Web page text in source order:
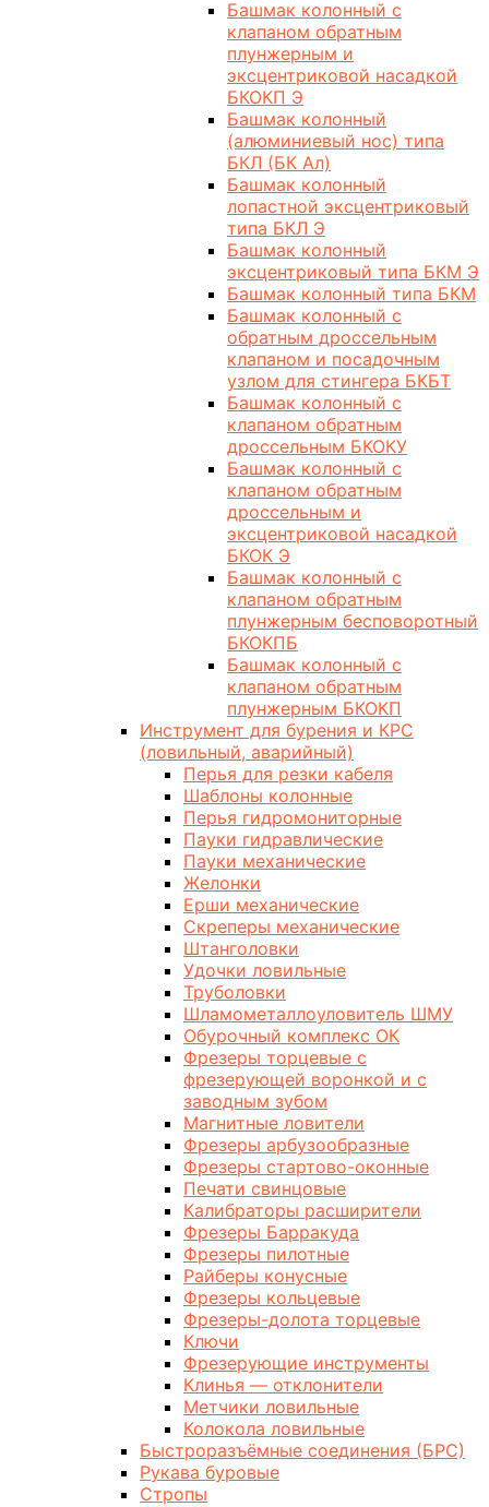
Башмак колонный с
клапаном обратным
плунжерным и
эксцентриковой насадкой
БКОКП Э
Башмак колонный
(алюминиевый нос) типа
БКЛ (БК Ал)
Башмак колонный
лопастной эксцентриковый
типа БКЛ Э
Башмак колонный
эксцентриковый типа БКМ Э
Башмак колонный типа БКМ
Башмак колонный с
обратным дроссельным
клапаном и посадочным
узлом для стингера БКБТ
Башмак колонный с
клапаном обратным
дроссельным БКОКУ
Башмак колонный с
клапаном обратным
дроссельным и
эксцентриковой насадкой
БКОК Э
Башмак колонный с
клапаном обратным
плунжерным бесповоротный
БКОКПБ
Башмак колонный с
клапаном обратным
плунжерным БКОКП
Инструмент для бурения и КРС
(ловильный, аварийный)
Перья для резки кабеля
Шаблоны колонные
Перья гидромониторные
Пауки гидравлические
Пауки механические
Желонки
Ерши механические
Скреперы механические
Штанголовки
Удочки ловильные
Труболовки
Шламометаллоуловитель ШМУ
Обурочный комплекс ОК
Фрезеры торцевые с
фрезерующей воронкой и с
заводным зубом
Магнитные ловители
Фрезеры арбузообразные
Фрезеры стартово-оконные
Печати свинцовые
Калибраторы расширители
Фрезеры Барракуда
Фрезеры пилотные
Райберы конусные
Фрезеры кольцевые
Фрезеры-долота торцевые
Ключи
Фрезерующие инструменты
Клинья — отклонители
Метчики ловильные
Колокола ловильные
Быстроразъёмные соединения (БРС)
Рукава буровые
Стропы